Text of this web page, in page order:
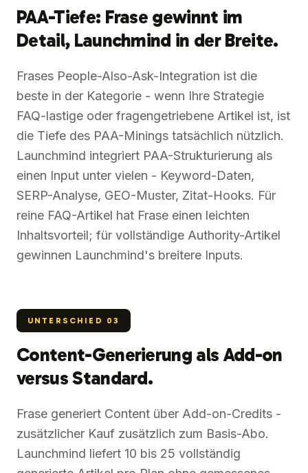
PAA-Tiefe: Frase gewinnt im
Detail, Launchmind in der Breite.
Frases People-Also-Ask-Integration ist die
beste in der Kategorie - wenn Ihre Strategie
FAQ-lastige oder fragengetriebene Artikel ist, ist
die Tiefe des PAA-Minings tatsächlich nützlich.
Launchmind integriert PAA-Strukturierung als
einen Input unter vielen - Keyword-Daten,
SERP-Analyse, GEO-Muster, Zitat-Hooks. Für
reine FAQ-Artikel hat Frase einen leichten
Inhaltsvorteil; für vollständige Authority-Artikel
gewinnen Launchmind's breitere Inputs.
UNTERSCHIED 03
Content-Generierung als Add-on
versus Standard.
Frase generiert Content über Add-on-Credits -
zusätzlicher Kauf zusätzlich zum Basis-Abo.
Launchmind liefert 10 bis 25 vollständig